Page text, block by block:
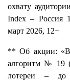
охвату
Index – Россия
март 2026, 12+
** Об акции:
алгоритм № 19
лотереи – до